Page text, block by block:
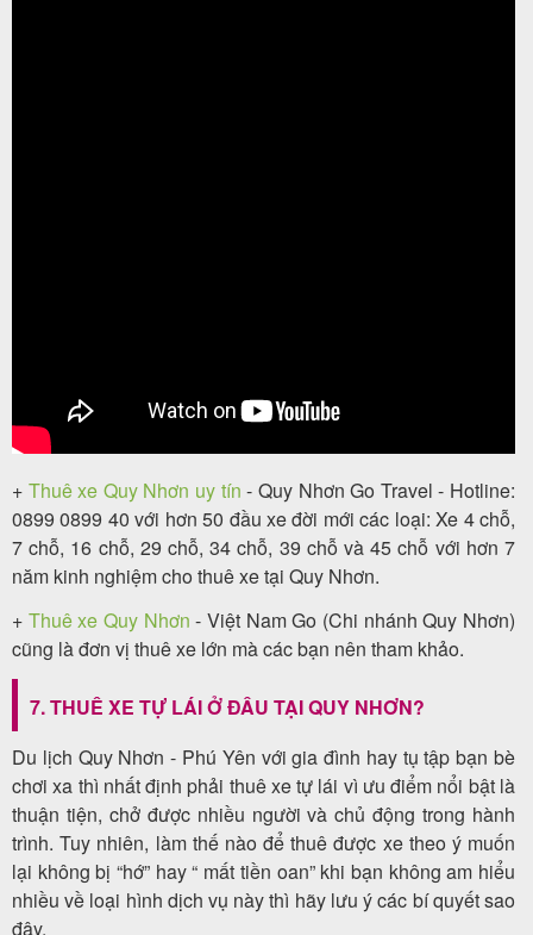
+ Thuê xe Quy Nhơn uy tín - Quy Nhơn Go Travel - Hotline:
0899 0899 40 với hơn 50 đầu xe đời mới các loại: Xe 4 chỗ,
7 chỗ, 16 chỗ, 29 chỗ, 34 chỗ, 39 chỗ và 45 chỗ với hơn 7
năm kinh nghiệm cho thuê xe tại Quy Nhơn.
+ Thuê xe Quy Nhơn - Việt Nam Go (Chi nhánh Quy Nhơn)
cũng là đơn vị thuê xe lớn mà các bạn nên tham khảo.
7. THUÊ XE TỰ LÁI Ở ĐÂU TẠI QUY NHƠN?
Du lịch Quy Nhơn - Phú Yên với gia đình hay tụ tập bạn bè
chơi xa thì nhất định phải thuê xe tự lái vì ưu điểm nổi bật là
thuận tiện, chở được nhiều người và chủ động trong hành
trình. Tuy nhiên, làm thế nào để thuê được xe theo ý muốn
lại không bị “hớ” hay “ mất tiền oan” khi bạn không am hiểu
nhiều về loại hình dịch vụ này thì hãy lưu ý các bí quyết sao
đây.